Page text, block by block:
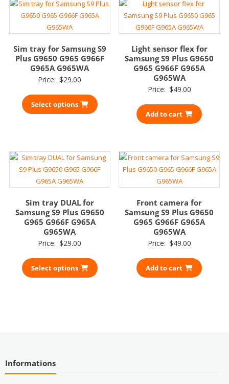
Sim tray for Samsung S9
Plus G9650 G965 G966F
G965A G965WA
Price: $29.00
Select options
Light sensor flex for
Samsung S9 Plus G9650
G965 G966F G965A
G965WA
Price: $49.00
Add to cart
Sim tray DUAL for
Samsung S9 Plus G9650
G965 G966F G965A
G965WA
Price: $29.00
Select options
Front camera for
Samsung S9 Plus G9650
G965 G966F G965A
G965WA
Price: $49.00
Add to cart
Informations